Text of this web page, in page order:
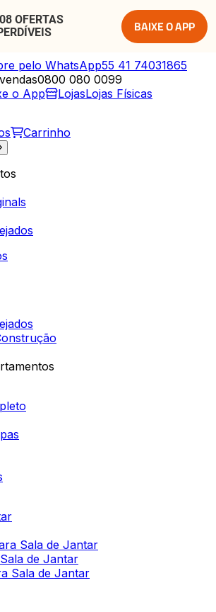
OFERTAS
BAIXE O APP
pelo WhatsApp55 41 74031865
0800 080 0099
o App LojasLojas Físicas
Carrinho
Sala de Jantar
de Jantar
Sala de Jantar